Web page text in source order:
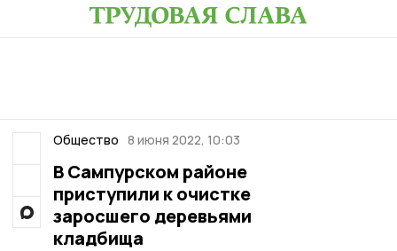
Общество 8 июня 2022, 10:03
В Сампурском районе
приступили к очистке
заросшего деревьями
кладбища